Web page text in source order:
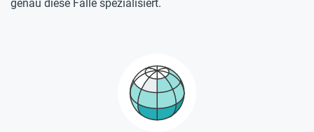
genau diese Fälle spezialisiert.